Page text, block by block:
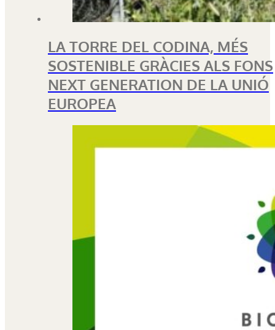
LA TORRE DEL CODINA, MÉS
SOSTENIBLE GRÀCIES ALS FONS
NEXT GENERATION DE LA UNIÓ
EUROPEA